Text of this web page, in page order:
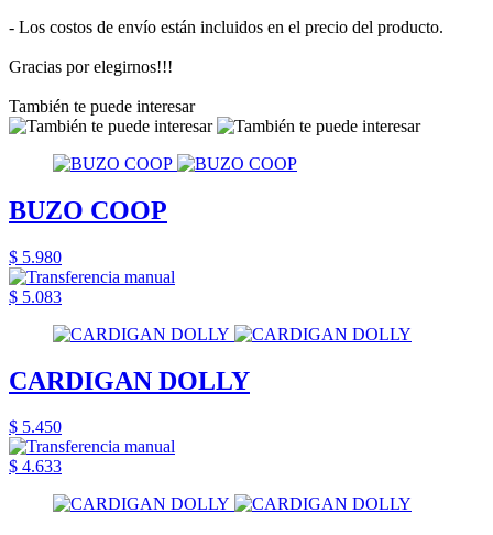
- Los costos de envío están incluidos en el precio del producto.
Gracias por elegirnos!!!
También te puede interesar
BUZO COOP
$ 5.980
$ 5.083
CARDIGAN DOLLY
$ 5.450
$ 4.633